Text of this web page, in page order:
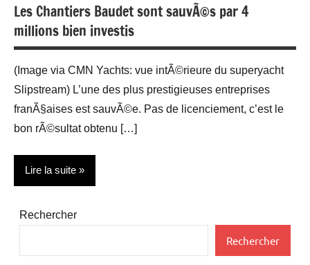
Les Chantiers Baudet sont sauvÃ©s par 4
millions bien investis
(Image via CMN Yachts: vue intÃ©rieure du superyacht
Slipstream) L’une des plus prestigieuses entreprises
franÃ§aises est sauvÃ©e. Pas de licenciement, c’est le
bon rÃ©sultat obtenu […]
Lire la suite
Actualité
d'intérieurs
Rechercher
Rechercher